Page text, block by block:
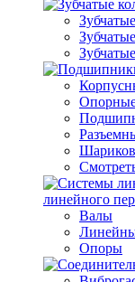
линейного
Валы
Опоры